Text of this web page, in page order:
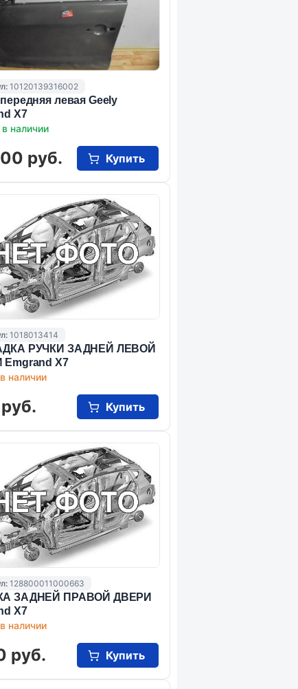
10120139316002
левая Geely
X7
в наличии
руб. Купить
1018013414
РУЧКИ ЗАДНЕЙ ЛЕВОЙ
X7
наличии
Купить
128800011000663
ЗАДНЕЙ ПРАВОЙ ДВЕРИ
X7
наличии
руб. Купить